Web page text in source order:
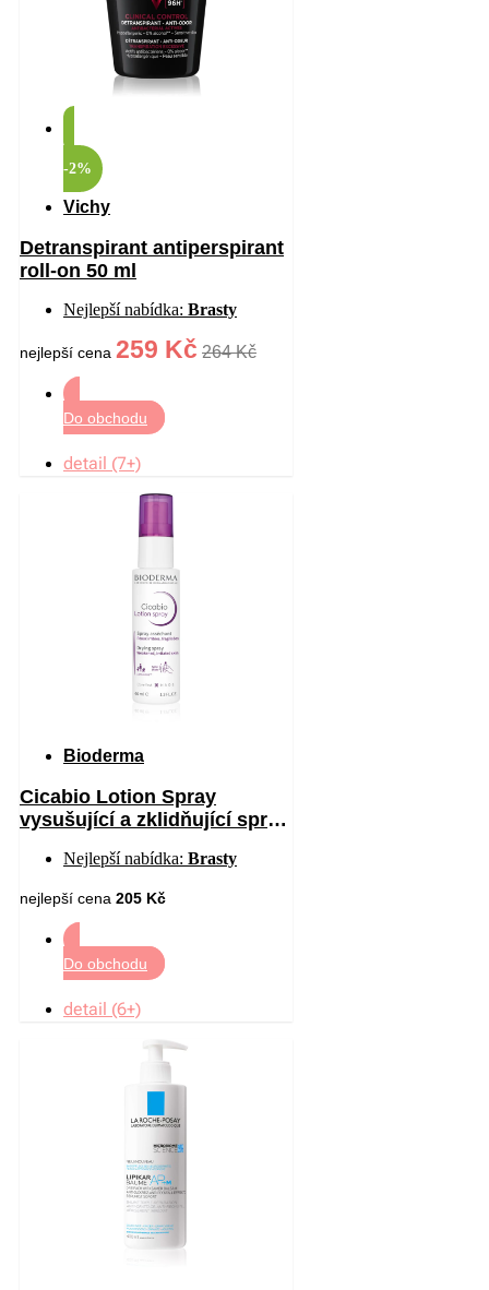
-2%
Vichy
Detranspirant antiperspirant
roll-on 50 ml
Nejlepší nabídka: Brasty
nejlepší cena 259 Kč 264 Kč
Do obchodu
detail (7+)
Bioderma
Cicabio Lotion Spray
vysušující a zklidňující sprej
Nejlepší nabídka: Brasty
nejlepší cena 205 Kč
Do obchodu
detail (6+)